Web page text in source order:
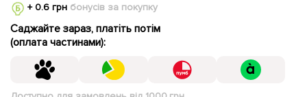
+ 0.6 грнбонусів за покупку
Саджайте зараз, платіть потім
(оплата частинами):